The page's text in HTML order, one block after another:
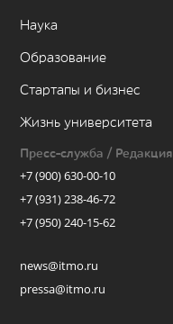
Наука
Образование
Стартапы и бизнес
Жизнь университета
Пресс-служба / Редакция
+7 (900) 630-00-10
+7 (931) 238-46-72
+7 (950) 240-15-62
news@itmo.ru
pressa@itmo.ru